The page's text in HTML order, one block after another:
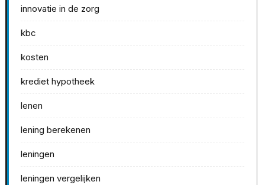
innovatie in de zorg
kbc
kosten
krediet hypotheek
lenen
lening berekenen
leningen
leningen vergelijken